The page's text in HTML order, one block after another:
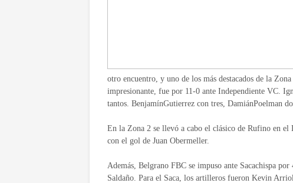
otro encuentro, y uno de los más destacados de la
impresionante, fue por 11-0 ante Independiente VC.
tantos. BenjamínGutierrez con tres, DamiánPoelman
En la Zona 2 se llevó a cabo el clásico de Rufino en
con el gol de Juan Obermeller.
Además, Belgrano FBC se impuso ante Sacachispa
Saldaño. Para el Saca, los artilleros fueron Kevin